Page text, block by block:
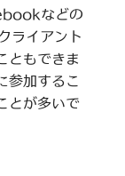
などの
ライアント
ともできま
参加するこ
とが多いで